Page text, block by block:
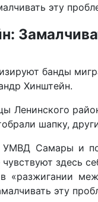
эту
банды
Хинштейн.
Ленинского
шапку,
УМВД Самары и
здесь
эту